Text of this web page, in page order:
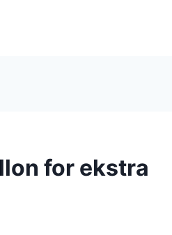
for ekstra